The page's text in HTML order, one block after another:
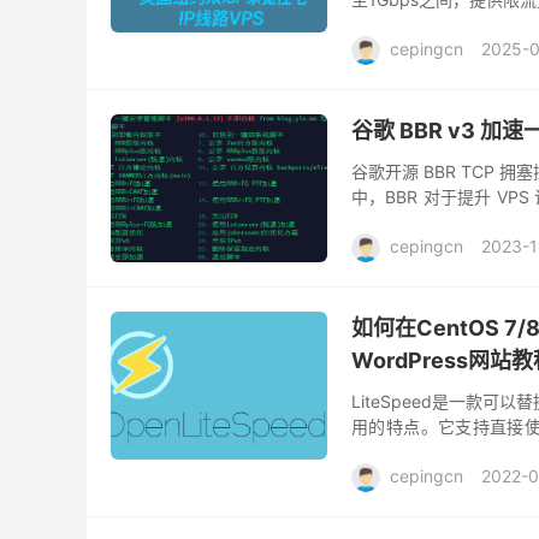
cepingcn
2025-
谷歌 BBR v3 加速
谷歌开源 BBR TCP 拥
中，BBR 对于提升
cepingcn
2023-
如何在CentOS 7/
WordPress网站教
LiteSpeed是一款可以替
用的特点。它支持直接
cepingcn
2022-